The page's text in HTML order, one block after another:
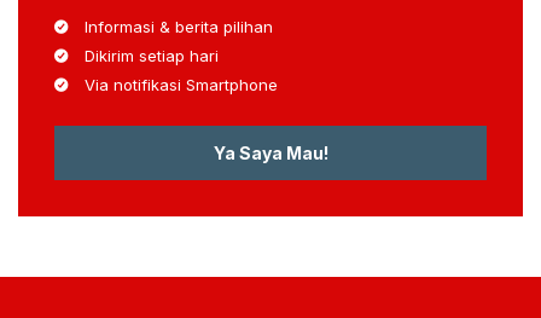
Informasi & berita pilihan
Dikirim setiap hari
Via notifikasi Smartphone
Ya Saya Mau!